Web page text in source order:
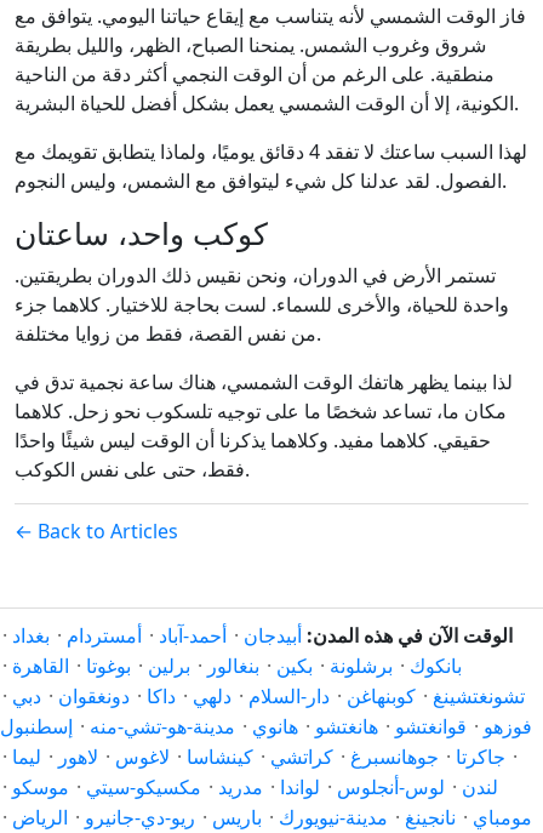
فاز الوقت الشمسي لأنه يتناسب مع إيقاع حياتنا اليومي. يتوافق مع
شروق وغروب الشمس. يمنحنا الصباح، الظهر، والليل بطريقة
منطقية. على الرغم من أن الوقت النجمي أكثر دقة من الناحية
الكونية، إلا أن الوقت الشمسي يعمل بشكل أفضل للحياة البشرية.
لهذا السبب ساعتك لا تفقد 4 دقائق يوميًا، ولماذا يتطابق تقويمك مع
الفصول. لقد عدلنا كل شيء ليتوافق مع الشمس، وليس النجوم.
كوكب واحد، ساعتان
تستمر الأرض في الدوران، ونحن نقيس ذلك الدوران بطريقتين.
واحدة للحياة، والأخرى للسماء. لست بحاجة للاختيار. كلاهما جزء
من نفس القصة، فقط من زوايا مختلفة.
لذا بينما يظهر هاتفك الوقت الشمسي، هناك ساعة نجمية تدق في
مكان ما، تساعد شخصًا ما على توجيه تلسكوب نحو زحل. كلاهما
حقيقي. كلاهما مفيد. وكلاهما يذكرنا أن الوقت ليس شيئًا واحدًا
فقط، حتى على نفس الكوكب.
← Back to Articles
الوقت الآن في هذه المدن: أبيدجان · أحمد-آباد · أمستردام · بغداد ·
بانكوك · برشلونة · بكين · بنغالور · برلين · بوغوتا · القاهرة ·
تشونغتشينغ · كوبنهاغن · دار-السلام · دلهي · داكا · دونغقوان · دبي ·
فوزهو · قوانغتشو · هانغتشو · هانوي · مدينة-هو-تشي-منه · إسطنبول
· جاكرتا · جوهانسبرغ · كراتشي · كينشاسا · لاغوس · لاهور · ليما ·
لندن · لوس-أنجلوس · لواندا · مدريد · مكسيكو-سيتي · موسكو ·
مومباي · نانجينغ · مدينة-نيويورك · باريس · ريو-دي-جانيرو · الرياض ·